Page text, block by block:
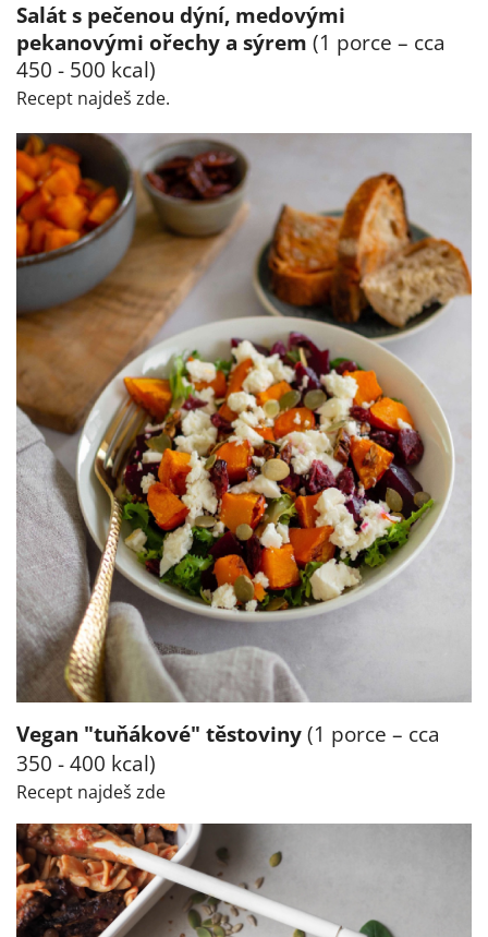
Salát s pečenou dýní, medovými
pekanovými ořechy a sýrem (1 porce – cca
450 - 500 kcal)
Recept najdeš zde.
Vegan "tuňákové" těstoviny (1 porce – cca
350 - 400 kcal)
Recept najdeš zde